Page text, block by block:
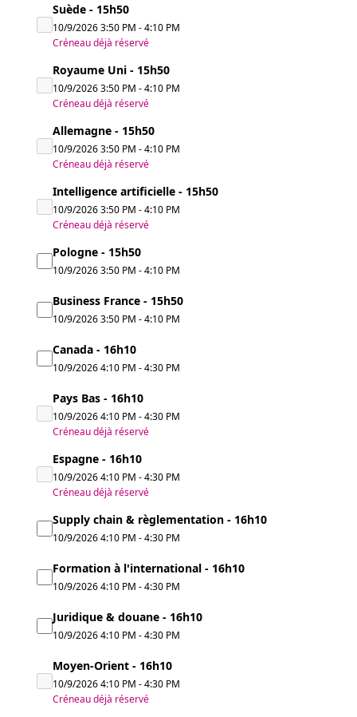
Suède - 15h50
10/9/20263:50 PM -4:10 PM
Créneau déjà réservé
Royaume Uni - 15h50
10/9/20263:50 PM -4:10 PM
Créneau déjà réservé
Allemagne - 15h50
10/9/20263:50 PM -4:10 PM
Créneau déjà réservé
Intelligence artificielle - 15h50
10/9/20263:50 PM -4:10 PM
Créneau déjà réservé
Pologne - 15h50
10/9/20263:50 PM -4:10 PM
Business France - 15h50
10/9/20263:50 PM -4:10 PM
Canada - 16h10
10/9/20264:10 PM -4:30 PM
Pays Bas - 16h10
10/9/20264:10 PM -4:30 PM
Créneau déjà réservé
Espagne - 16h10
10/9/20264:10 PM -4:30 PM
Créneau déjà réservé
Supply chain & règlementation - 16h10
10/9/20264:10 PM -4:30 PM
Formation à l'international - 16h10
10/9/20264:10 PM -4:30 PM
Juridique & douane - 16h10
10/9/20264:10 PM -4:30 PM
Moyen-Orient - 16h10
10/9/20264:10 PM -4:30 PM
Créneau déjà réservé